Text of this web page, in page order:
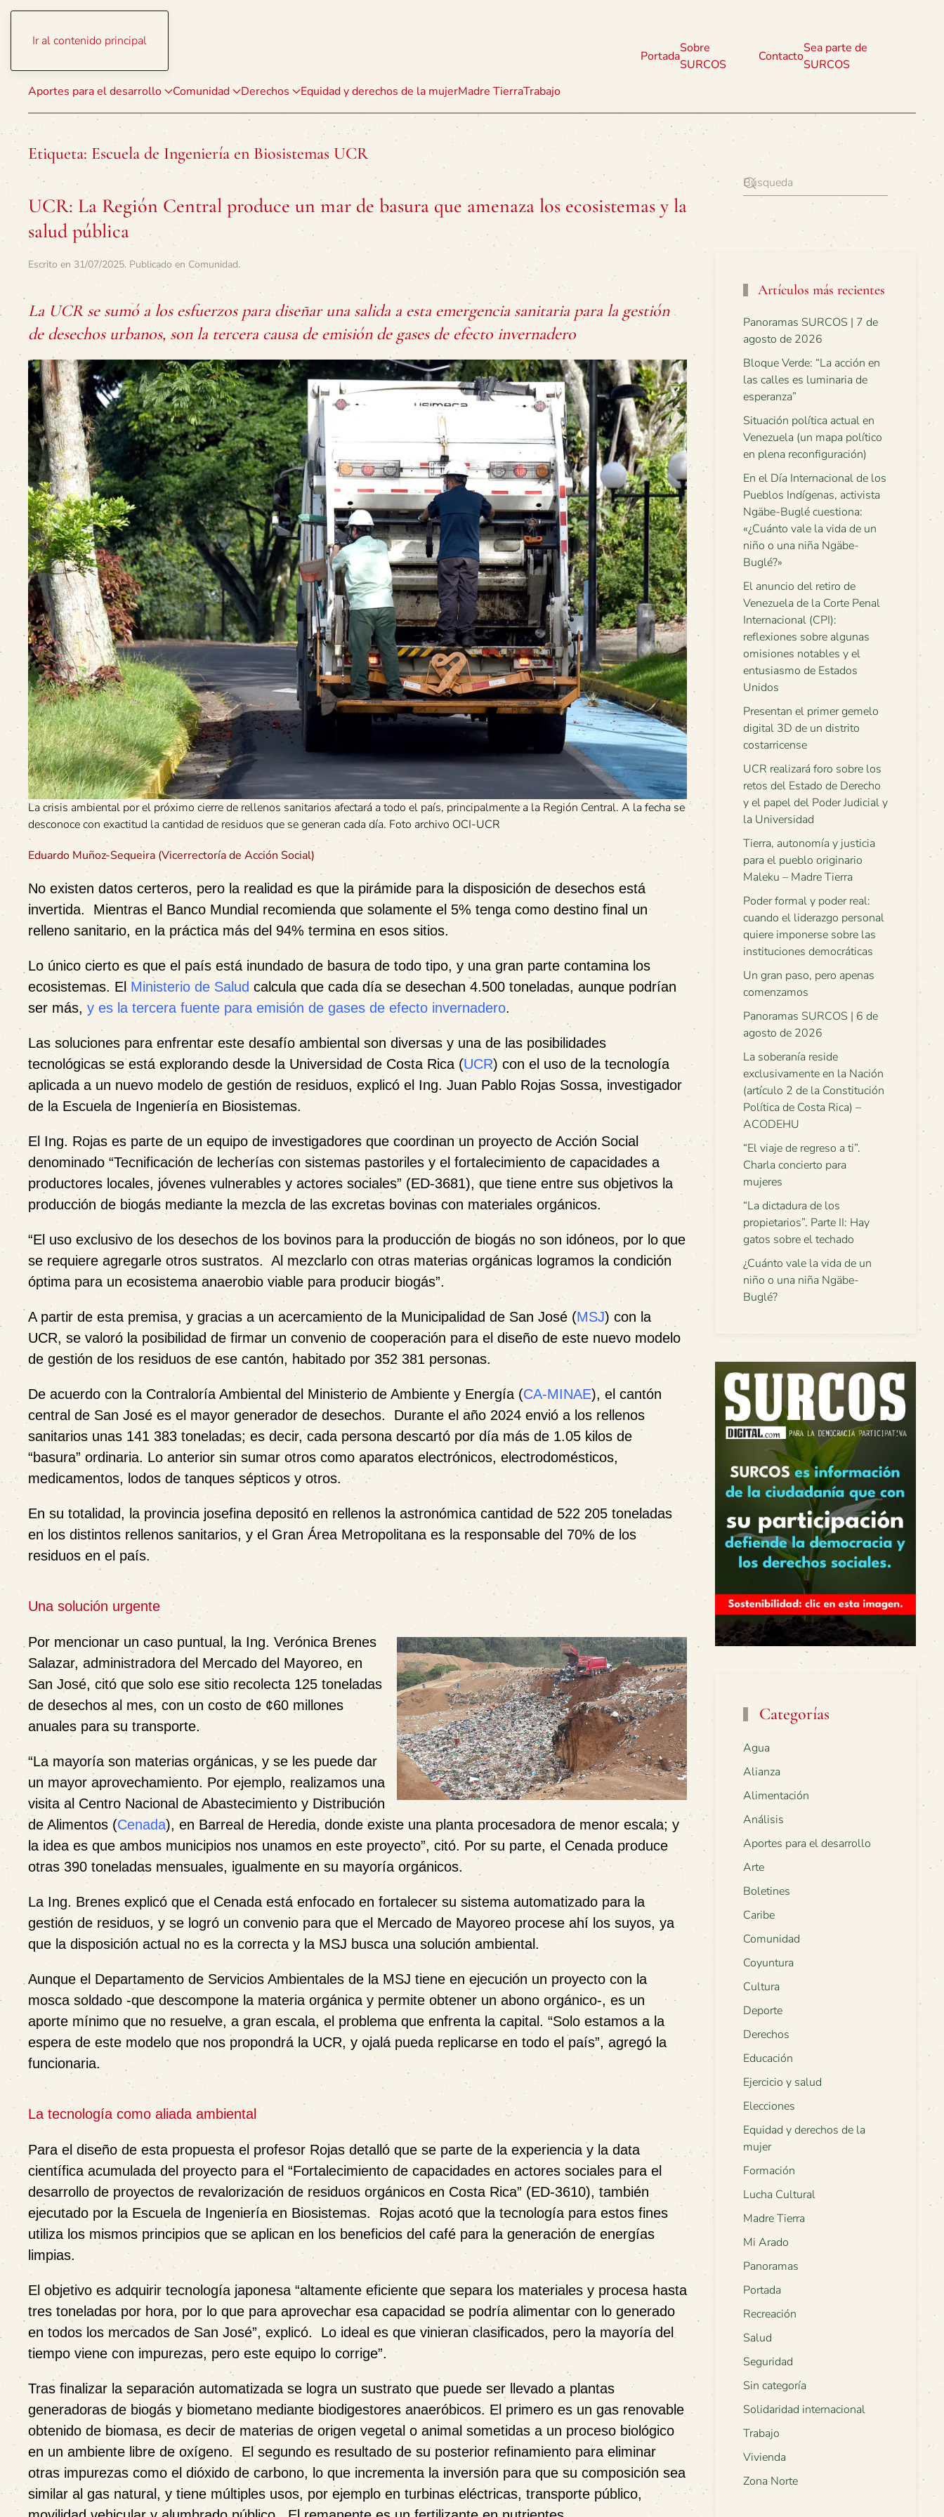
Ir al contenido principal
Aportes para el desarrollo Comunidad Derechos Equidad y derechos de la mujerMadre TierraTrabajo
Portada
Sobre
SURCOS
Contacto
Sea parte de
SURCOS
Etiqueta: Escuela de Ingeniería en Biosistemas UCR
UCR: La Región Central produce un mar de basura que amenaza los ecosistemas y la
salud pública
Escrito en 31/07/2025. Publicado en Comunidad.
La UCR se sumó a los esfuerzos para diseñar una salida a esta emergencia sanitaria para la gestión
de desechos urbanos, son la tercera causa de emisión de gases de efecto invernadero
La crisis ambiental por el próximo cierre de rellenos sanitarios afectará a todo el país, principalmente a la Región Central. A la fecha se
desconoce con exactitud la cantidad de residuos que se generan cada día. Foto archivo OCI-UCR
Eduardo Muñoz-Sequeira (Vicerrectoría de Acción Social)
No existen datos certeros, pero la realidad es que la pirámide para la disposición de desechos está
invertida. Mientras el Banco Mundial recomienda que solamente el 5% tenga como destino final un
relleno sanitario, en la práctica más del 94% termina en esos sitios.
Lo único cierto es que el país está inundado de basura de todo tipo, y una gran parte contamina los
ecosistemas. El Ministerio de Salud calcula que cada día se desechan 4.500 toneladas, aunque podrían
ser más, y es la tercera fuente para emisión de gases de efecto invernadero.
Las soluciones para enfrentar este desafío ambiental son diversas y una de las posibilidades
tecnológicas se está explorando desde la Universidad de Costa Rica (UCR) con el uso de la tecnología
aplicada a un nuevo modelo de gestión de residuos, explicó el Ing. Juan Pablo Rojas Sossa, investigador
de la Escuela de Ingeniería en Biosistemas.
El Ing. Rojas es parte de un equipo de investigadores que coordinan un proyecto de Acción Social
denominado “Tecnificación de lecherías con sistemas pastoriles y el fortalecimiento de capacidades a
productores locales, jóvenes vulnerables y actores sociales” (ED-3681),que tiene entre sus objetivos la
producción de biogás mediante la mezcla de las excretas bovinas con materiales orgánicos.
“El uso exclusivo de los desechos de los bovinos para la producción de biogás no son idóneos, por lo que
se requiere agregarle otros sustratos. Al mezclarlo con otras materias orgánicas logramos la condición
óptima para un ecosistema anaerobio viable para producir biogás”.
A partir de esta premisa, y gracias a un acercamiento de la Municipalidad de San José (MSJ) con la
UCR, se valoró la posibilidad de firmar un convenio de cooperación para el diseño de este nuevo modelo
de gestión de los residuos de ese cantón, habitado por 352 381 personas.
De acuerdo con la Contraloría Ambiental del Ministerio de Ambiente y Energía (CA-MINAE), el cantón
central de San José es el mayor generador de desechos. Durante el año 2024 envió a los rellenos
sanitarios unas 141 383 toneladas; es decir, cada persona descartó por día más de 1.05 kilos de
“basura” ordinaria. Lo anterior sin sumar otros como aparatos electrónicos, electrodomésticos,
medicamentos, lodos de tanques sépticos y otros.
En su totalidad, la provincia josefina depositó en rellenos la astronómica cantidad de 522 205 toneladas
en los distintos rellenos sanitarios, y el Gran Área Metropolitana es la responsable del 70% de los
residuos en el país.
Una solución urgente
Por mencionar un caso puntual, la Ing. Verónica Brenes
Salazar, administradora del Mercado del Mayoreo, en
San José, citó que solo ese sitio recolecta 125 toneladas
de desechos al mes, con un costo de ¢60 millones
anuales para su transporte.
“La mayoría son materias orgánicas, y se les puede dar
un mayor aprovechamiento. Por ejemplo, realizamos una
visita al Centro Nacional de Abastecimiento y Distribución
de Alimentos (Cenada), en Barreal de Heredia, donde existe una planta procesadora de menor escala; y
la idea es que ambos municipios nos unamos en este proyecto”, citó. Por su parte, el Cenada produce
otras 390 toneladas mensuales, igualmente en su mayoría orgánicos.
La Ing. Brenes explicó que el Cenada está enfocado en fortalecer su sistema automatizado para la
gestión de residuos, y se logró un convenio para que el Mercado de Mayoreo procese ahí los suyos, ya
que la disposición actual no es la correcta y la MSJ busca una solución ambiental.
Aunque el Departamento de Servicios Ambientales de la MSJ tiene en ejecución un proyecto con la
mosca soldado -que descompone la materia orgánica y permite obtener un abono orgánico-, es un
aporte mínimo que no resuelve, a gran escala, el problema que enfrenta la capital. “Solo estamos a la
espera de este modelo que nos propondrá la UCR, y ojalá pueda replicarse en todo el país”, agregó la
funcionaria.
La tecnología como aliada ambiental
Para el diseño de esta propuesta el profesor Rojas detalló que se parte de la experiencia y la data
científica acumulada del proyecto para el “Fortalecimiento de capacidades en actores sociales para el
desarrollo de proyectos de revalorización de residuos orgánicos en Costa Rica” (ED-3610), también
ejecutado por la Escuela de Ingeniería en Biosistemas. Rojas acotó que la tecnología para estos fines
utiliza los mismos principios que se aplican en los beneficios del café para la generación de energías
limpias.
El objetivo es adquirir tecnología japonesa “altamente eficiente que separa los materiales y procesa hasta
tres toneladas por hora, por lo que para aprovechar esa capacidad se podría alimentar con lo generado
en todos los mercados de San José”, explicó. Lo ideal es que vinieran clasificados, pero la mayoría del
tiempo viene con impurezas, pero este equipo lo corrige”.
Tras finalizar la separación automatizada se logra un sustrato que puede ser llevado a plantas
generadoras de biogás y biometano mediante biodigestores anaeróbicos. El primero es un gas renovable
obtenido de biomasa, es decir de materias de origen vegetal o animal sometidas a un proceso biológico
en un ambiente libre de oxígeno. El segundo es resultado de su posterior refinamiento para eliminar
otras impurezas como el dióxido de carbono, lo que incrementa la inversión para que su composición sea
similar al gas natural, y tiene múltiples usos, por ejemplo en turbinas eléctricas, transporte público,
Artículos más recientes
Panoramas SURCOS | 7 de
agosto de 2026
Bloque Verde: “La acción en
las calles es luminaria de
esperanza”
Situación política actual en
Venezuela (un mapa político
en plena reconfiguración)
En el Día Internacional de los
Pueblos Indígenas, activista
Ngäbe-Buglé cuestiona:
«¿Cuánto vale la vida de un
niño o una niña Ngäbe-
Buglé?»
El anuncio del retiro de
Venezuela de la Corte Penal
Internacional (CPI):
reflexiones sobre algunas
omisiones notables y el
entusiasmo de Estados
Unidos
Presentan el primer gemelo
digital 3D de un distrito
costarricense
UCR realizará foro sobre los
retos del Estado de Derecho
y el papel del Poder Judicial y
la Universidad
Tierra, autonomía y justicia
para el pueblo originario
Maleku – Madre Tierra
Poder formal y poder real:
cuando el liderazgo personal
quiere imponerse sobre las
instituciones democráticas
Un gran paso, pero apenas
comenzamos
Panoramas SURCOS | 6 de
agosto de 2026
La soberanía reside
exclusivamente en la Nación
(artículo 2 de la Constitución
Política de Costa Rica) –
ACODEHU
“El viaje de regreso a ti”.
Charla concierto para
mujeres
“La dictadura de los
propietarios”. Parte II: Hay
gatos sobre el techado
¿Cuánto vale la vida de un
niño o una niña Ngäbe-
Buglé?
Categorías
Agua
Alianza
Alimentación
Análisis
Aportes para el desarrollo
Arte
Boletines
Caribe
Comunidad
Coyuntura
Cultura
Deporte
Derechos
Educación
Ejercicio y salud
Elecciones
Equidad y derechos de la
mujer
Formación
Lucha Cultural
Madre Tierra
Mi Arado
Panoramas
Portada
Recreación
Salud
Seguridad
Sin categoría
Solidaridad internacional
Trabajo
Vivienda
Zona Norte